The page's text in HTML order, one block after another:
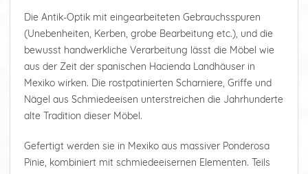
Die Antik-Optik mit eingearbeiteten Gebrauchsspuren
(Unebenheiten, Kerben, grobe Bearbeitung etc.), und die
bewusst handwerkliche Verarbeitung lässt die Möbel wie
aus der Zeit der spanischen Hacienda Landhäuser in
Mexiko wirken. Die rostpatinierten Scharniere, Griffe und
Nägel aus Schmiedeeisen unterstreichen die Jahrhunderte
alte Tradition dieser Möbel.
Gefertigt werden sie in Mexiko aus massiver Ponderosa
Pinie, kombiniert mit schmiedeeisernen Elementen. Teils